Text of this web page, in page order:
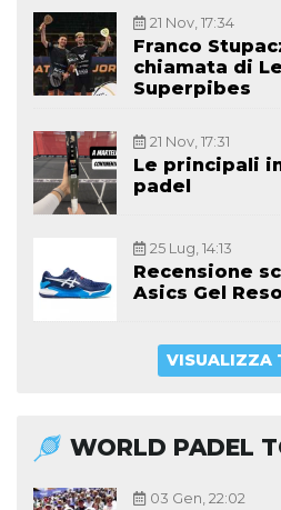
21 Nov, 17:34
Franco
chiamata di
Superpibes
21 Nov, 17:31
Le principali
padel
25 Lug, 14:13
Recensione
Asics Gel
VISUALIZZA
WORLD PADEL
03 Gen, 22:02